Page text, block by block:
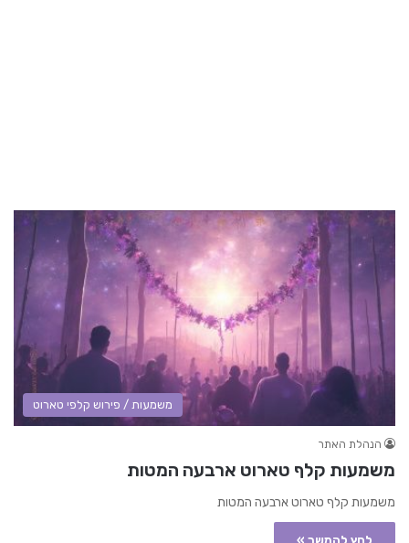
משמעות / פירוש קלפי טארוט
הנהלת האתר
משמעות קלף טארוט ארבעה המטות
משמעות קלף טארוט ארבעה המטות